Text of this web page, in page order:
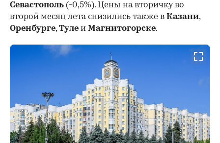
Севастополь (-0,5%). Цены на вторичку во
второй месяц лета снизились также в Казани,
Оренбурге,Туле и Магнитогорске.